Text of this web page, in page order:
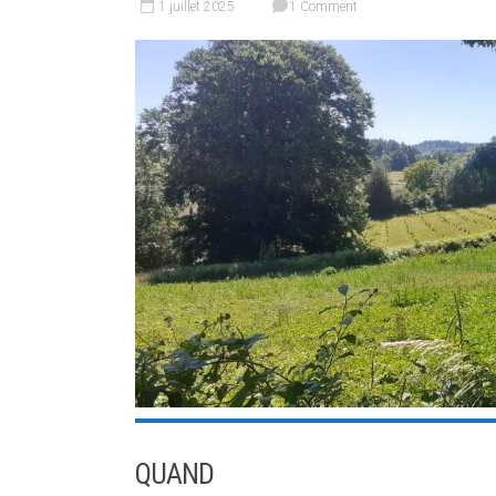
1 juillet 2025 1 Comment
QUAND